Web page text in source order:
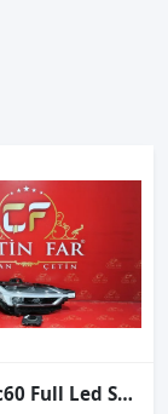
Volvo Xc60 Full Led Sağ Far Sökme Orj Dolu